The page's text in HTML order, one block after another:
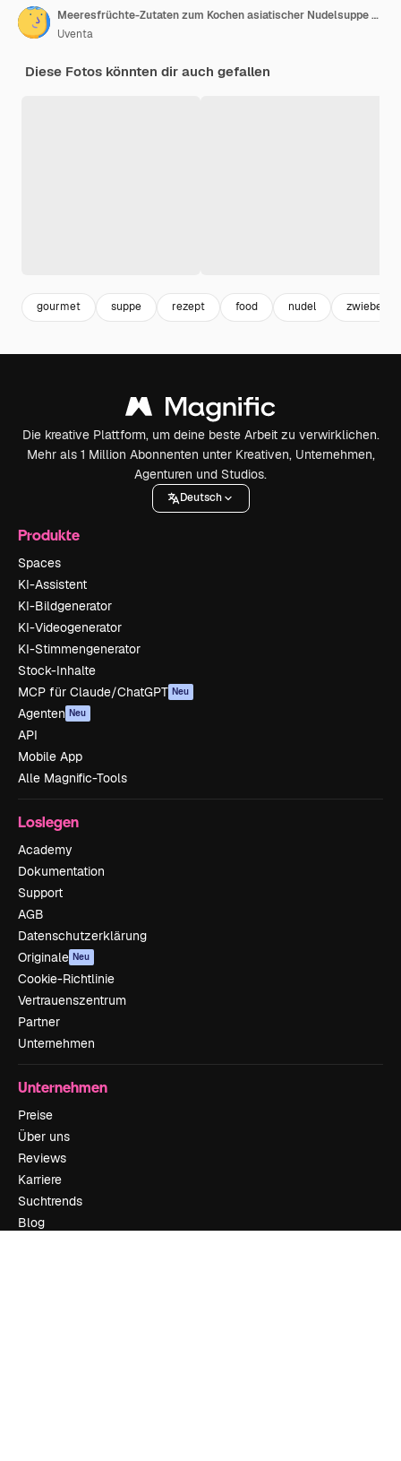
Meeresfrüchte-Zutaten zum Kochen asiatischer Nudelsuppe auf schwarzem Hintergrund
Uventa
Diese Fotos könnten dir auch gefallen
gourmet suppe rezept food nudel zwiebel
Die kreative Plattform, um deine beste Arbeit zu verwirklichen.
Mehr als 1 Million Abonnenten unter Kreativen, Unternehmen,
Agenturen und Studios.
Deutsch
Produkte
Spaces
KI-Assistent
KI-Bildgenerator
KI-Videogenerator
KI-Stimmengenerator
Stock-Inhalte
MCP für Claude/ChatGPT Neu
Agenten Neu
API
Mobile App
Alle Magnific-Tools
Loslegen
Academy
Dokumentation
Support
AGB
Datenschutzerklärung
Originale Neu
Cookie-Richtlinie
Vertrauenszentrum
Partner
Unternehmen
Unternehmen
Preise
Über uns
Reviews
Karriere
Suchtrends
Blog